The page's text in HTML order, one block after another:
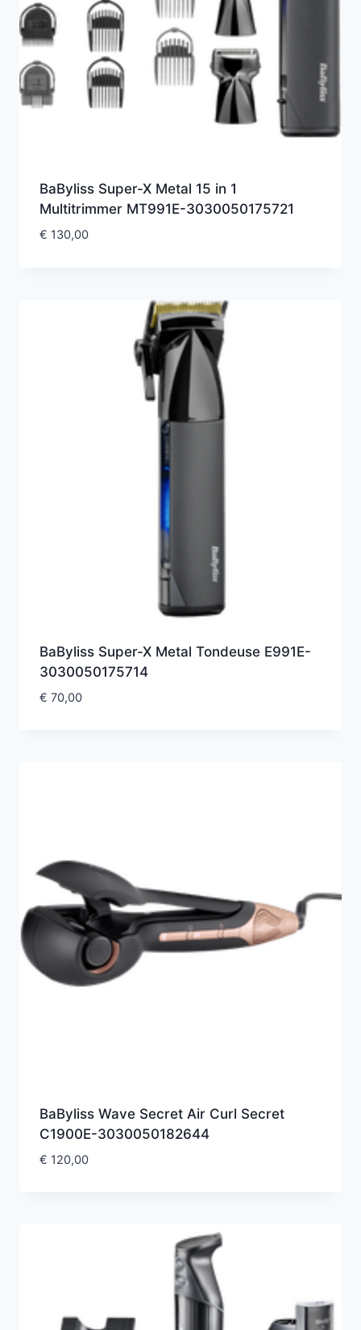
BaByliss Super-X Metal 15 in 1
Multitrimmer MT991E-3030050175721
€ 130,00
BaByliss Super-X Metal Tondeuse E991E-
3030050175714
€ 70,00
BaByliss Wave Secret Air Curl Secret
C1900E-3030050182644
€ 120,00